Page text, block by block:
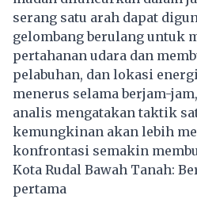
serang satu arah dapat
gelombang berulang untuk
pertahanan udara dan
pelabuhan, dan lokasi
menerus selama berjam-
analis mengatakan taktik
kemungkinan akan lebih
konfrontasi semakin
Kota Rudal Bawah Tanah:
pertama